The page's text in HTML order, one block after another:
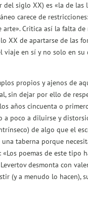
siglo XX) es «la de
carece de
Critica así la falta
XX de apartarse de las
viaje en sí y no solo en su
propios y ajenos de
sin dejar por ello de
años cincuenta o
poco a diluirse y
de algo que el
taberna porque
poemas de este tipo
Levertov desmonta con
(y a menudo lo hacen),